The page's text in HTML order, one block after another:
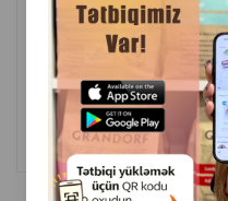
(0 Rəylər)
15 kg